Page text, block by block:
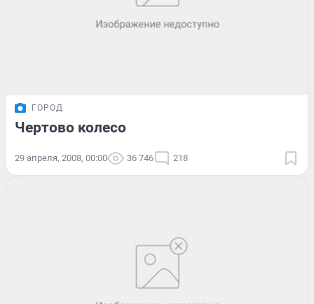
ГОРОД
Чертово колесо
29 апреля, 2008, 00:00 36 746 218